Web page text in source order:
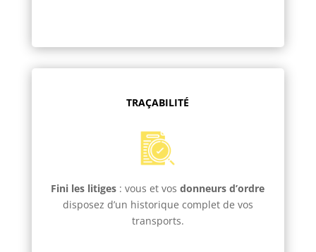
TRAÇABILITÉ
Fini les litiges : vous et vosdonneurs d’ordre
disposez d’un historique complet de vos
transports.